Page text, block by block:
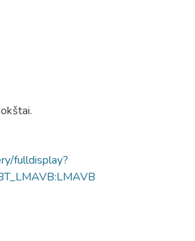
fulldisplay?